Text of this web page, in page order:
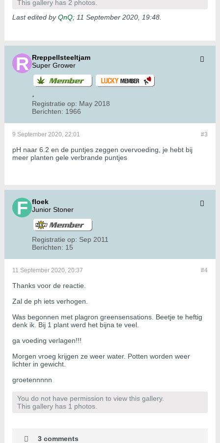
This gallery has 2 photos.
Last edited byQnQ; 11 September 2020, 19:48
Rreppellsteeltjam
Super Grower
Registratie op: May 2018
Berichten: 1966
#3
9 September 2020, 22:01
pH naar 6.2 en de puntjes zeggen overvoeding, je hebt bij
meer planten gele verbrande puntjes
floek
Junior Stoner
Registratie op: Sep 2011
Berichten: 15
#4
11 September 2020, 20:37
Thanks voor de reactie.
Zal de ph iets verhogen.
Was begonnen met plagron greensensations. Beetje te heftig
denk ik. Bij 1 plant werd het bijna te veel.
ga voeding verlagen!!!
Morgen vroeg krijgen ze weer water. Potten worden weer
lichter in gewicht.
groetennnnn
You do not have permission to view this gallery.
This gallery has 1 photos.
3 comments